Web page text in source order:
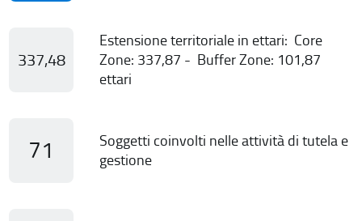
337,48
Estensione territoriale in ettari: Core
Zone: 337,87 - Buffer Zone: 101,87
ettari
71
Soggetti coinvolti nelle attività di tutela e
gestione